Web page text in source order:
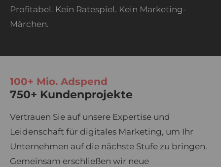
Profitabel. Kein Ratespiel. Kein Marketing-
Märchen.
100+ Mio. Adspend
750+ Kundenprojekte
Vertrauen Sie auf unsere Expertise und
Leidenschaft für digitales Marketing, um Ihr
Unternehmen auf die nächste Stufe zu bringen.
Gemeinsam erschließen wir neue